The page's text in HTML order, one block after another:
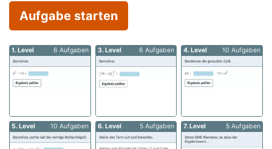
Aufgabe starten
1. Level 6 Aufgaben 3. Level 6 Aufgaben 4. Level 10 Aufgaben
5. Level 10 Aufgaben 6. Level 5 Aufgaben 7. Level 5 Aufgaben